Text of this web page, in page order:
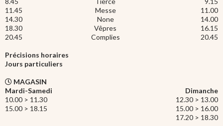
11.45
Messe
11.00
14.30
None
14.00
18.30
Vêpres
16.15
20.45
Complies 20.45
Précisions horaires
Jours particuliers
MAGASIN
Mardi-Samedi
Dimanche
10.00 > 11.30
12.30 > 13.00
15.00 > 18.15
15.00 > 16.00
17.20 > 18.30